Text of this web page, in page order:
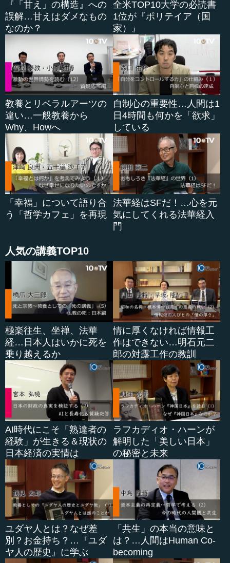
キストを、稗田阿礼がいなくなっても読み伝えられるよう
に太安万侶（おおのやすまろ）が書き連ね、注記をつけて
誰もが読めるものにした。これを712年に元明天皇に献上し
たのが、成立です（編注：（『古事記』が編纂された
年）。
また『万葉集』は、8世紀中盤頃に編纂されます。編纂者
の1人に大伴家持（おおとものやかもち）もいたであろうと
考える。これらは時間的なものですが、例えば、このよう
な考え方もあるのです。
なぜ日本の文学は歌のほうが古く、散文の発達が遅れて
いるのか。なぜ文学という意識が生まれてくるのか。それ
は、文学という意識が生まれてくるために宗教的な何らか
の詞章が文学になっていく道筋があるから。なぜなら、神
様が与えてくれた言葉を長く保持するにはそうする必要が
あるから。いわゆる無文字社会（文字がない社会）では、
そういう形でしか長く言葉を伝えていくことができないか
ら、というわけです。
『「甘え」の構造』への
誤解…甘えはダメなもの
なのか？
全米TOP10大学の必読書
1位が『ポリテイア（国
家）』
教養とリベラルアーツの
違い…一般教養から
Why、Howへ
自制心の重要性…人間は1
日4時間も何かを「欲求」
している
「幸福」について語り合
う「哲学カフェ」を再現
法華経はSFだ！…心を元
気にしてくれる法華経入
門
人気の講義TOP10
極楽往生、坐禅、法華
経…日本人はいかに死を
乗り越えるか
情に厚くなければ情報工
作はできない…明石元二
郎の対露工作の教訓
AI時代にこそ「熟達者の
経験」が生きる＆現状の
日本経済の実情は
ラフカディオ・ハーンが
解明した「美しい日本」
の秘密と未来
ユダヤ人とは？なぜ差
別？お金持ち？…『ユダ
ヤ人の歴史』に学ぶ
「共生」の本当の意味と
は？…人間はHuman Co-
becoming